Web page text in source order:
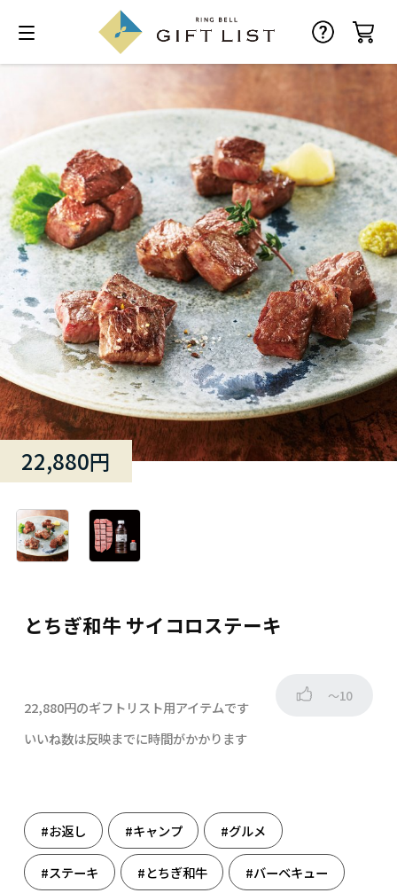
とちぎ和牛 サイコロステーキ
22,880円
22,880円のギフトリスト用アイテムです
～10
いいね数は反映までに時間がかかります
#お返し #キャンプ #グルメ
#ステーキ #とちぎ和牛 #バーベキュー